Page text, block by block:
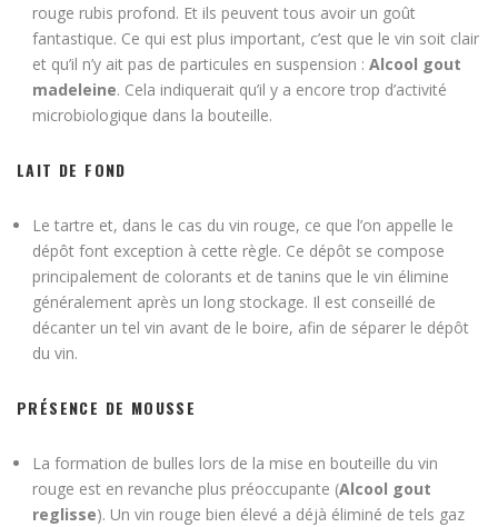
rouge rubis profond. Et ils peuvent tous avoir un goût
fantastique. Ce qui est plus important, c’est que le vin soit clair
et qu’il n’y ait pas de particules en suspension : Alcool gout
madeleine. Cela indiquerait qu’il y a encore trop d’activité
microbiologique dans la bouteille.
LAIT DE FOND
Le tartre et, dans le cas du vin rouge, ce que l’on appelle le
dépôt font exception à cette règle. Ce dépôt se compose
principalement de colorants et de tanins que le vin élimine
généralement après un long stockage. Il est conseillé de
décanter un tel vin avant de le boire, afin de séparer le dépôt
du vin.
PRÉSENCE DE MOUSSE
La formation de bulles lors de la mise en bouteille du vin
rouge est en revanche plus préoccupante (Alcool gout
reglisse). Un vin rouge bien élevé a déjà éliminé de tels gaz